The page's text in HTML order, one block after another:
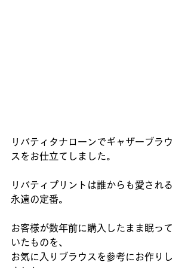
リバティタナローンでギャザーブラウ
スをお仕立てしました。
リバティプリントは誰からも愛される
永遠の定番。
お客様が数年前に購入したまま眠って
いたものを、
お気に入りブラウスを参考にお作りし